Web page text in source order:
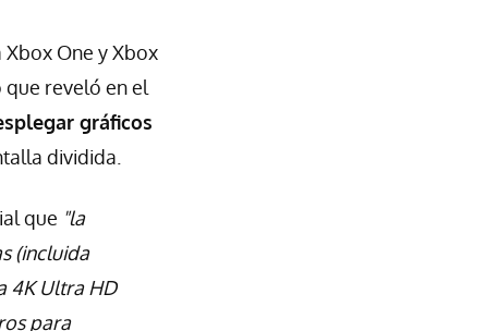
One y Xbox
que reveló en el
gráficos
dividida.
que "la
(incluida
4K Ultra HD
para